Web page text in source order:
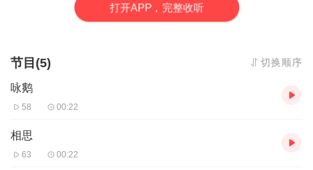
打开APP，完整收听
节目(5) 切换顺序
咏鹅
58 00:22
相思
63 00:22